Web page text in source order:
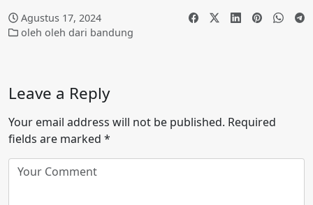
Agustus 17, 2024
oleh oleh dari bandung
Leave a Reply
Your email address will not be published. Required
fields are marked *